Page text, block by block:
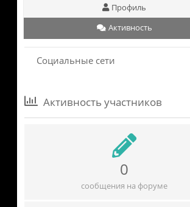
Профиль
Активность
Социальные сети
Активность участников
0
сообщения на форуме